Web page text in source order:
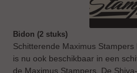
Bidon (2 stuks)
Schitterende Maximus
is nu ook beschikbaar in een
de Maximus Stampers. De